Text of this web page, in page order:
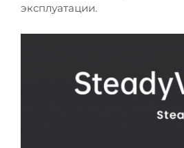
эксплуатации.